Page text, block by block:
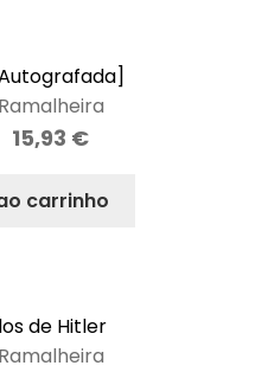
15,93 €
carrinho
de Hitler